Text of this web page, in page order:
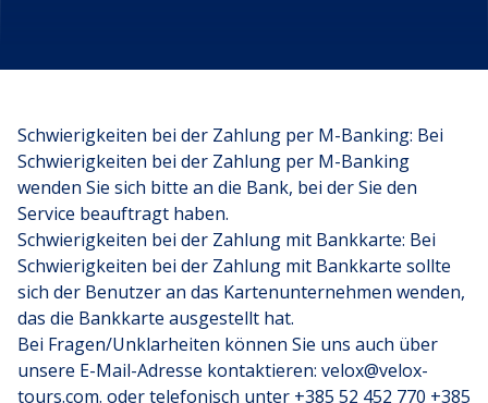
Schwierigkeiten bei der Zahlung per M-Banking: Bei
Schwierigkeiten bei der Zahlung per M-Banking
wenden Sie sich bitte an die Bank, bei der Sie den
Service beauftragt haben.
Schwierigkeiten bei der Zahlung mit Bankkarte: Bei
Schwierigkeiten bei der Zahlung mit Bankkarte sollte
sich der Benutzer an das Kartenunternehmen wenden,
das die Bankkarte ausgestellt hat.
Bei Fragen/Unklarheiten können Sie uns auch über
unsere E-Mail-Adresse kontaktieren: velox@velox-
tours.com. oder telefonisch unter +385 52 452 770 +385